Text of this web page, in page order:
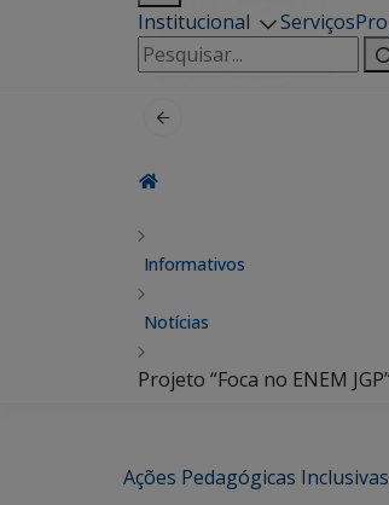
Institucional Serviços
Pesquisar
por:
Informativos
Notícias
Projeto “Foca no ENEM
Ações Pedagógicas Inclusivas